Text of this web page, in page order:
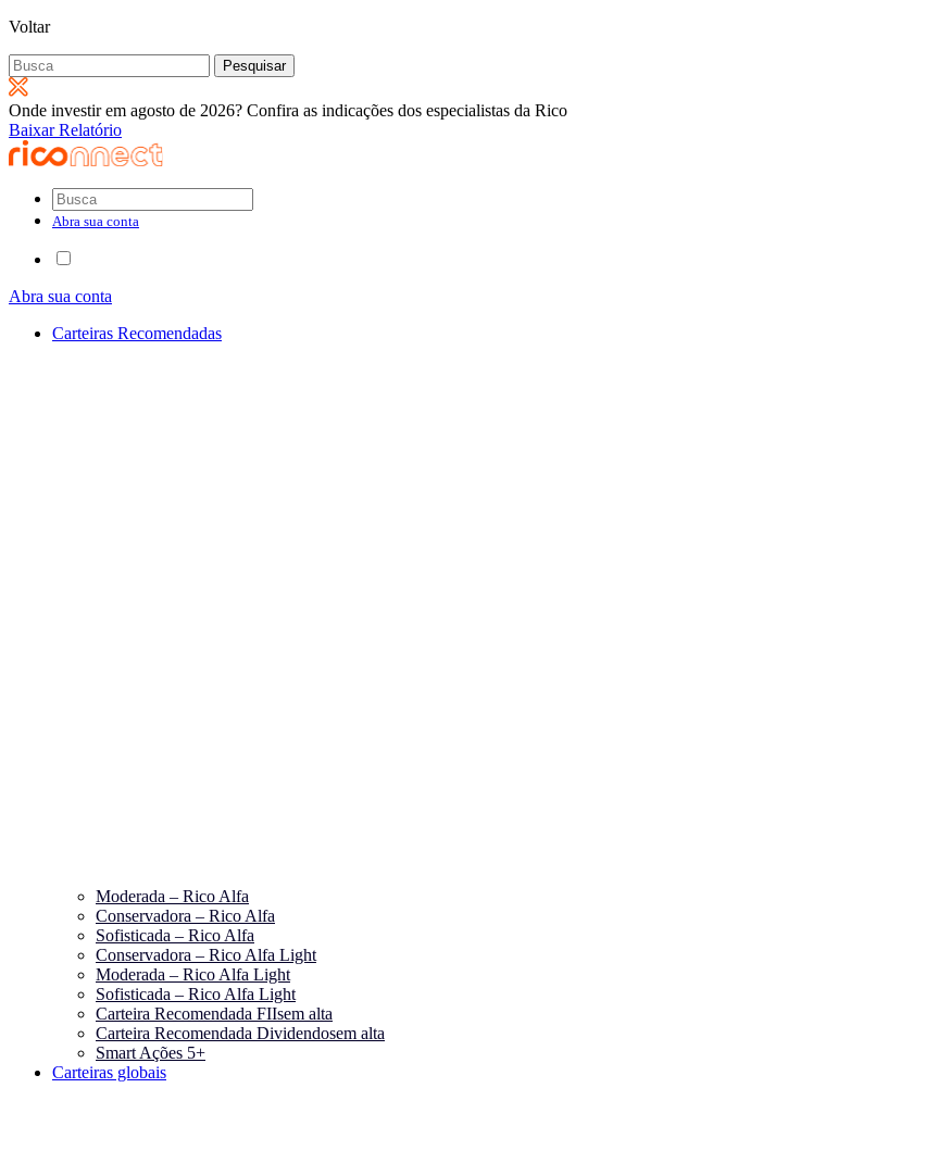
Voltar
Pesquisar
por:
Onde investir em agosto de 2026? Confira as indicações dos especialistas da Rico
Baixar Relatório
Abra sua conta
Abra sua conta
Carteiras Recomendadas
Moderada – Rico Alfa
Conservadora – Rico Alfa
Sofisticada – Rico Alfa
Conservadora – Rico Alfa Light
Moderada – Rico Alfa Light
Sofisticada – Rico Alfa Light
Carteira Recomendada FIIsem alta
Carteira Recomendada Dividendosem alta
Smart Ações 5+
Carteiras globais